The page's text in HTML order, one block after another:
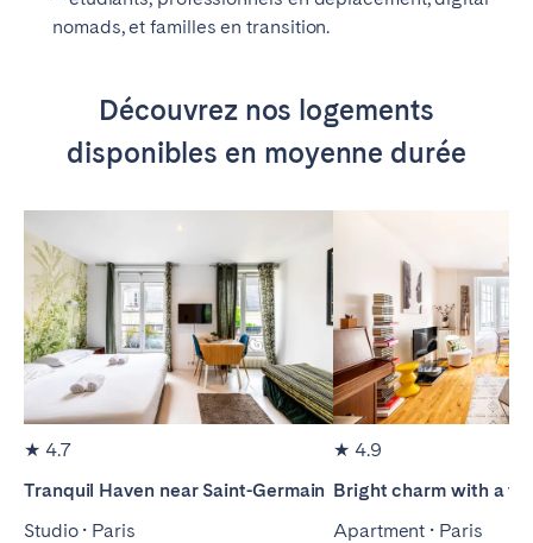
nomads, et familles en transition.
Découvrez nos logements
disponibles en moyenne durée
★ 4.7
Tranquil Haven near Saint-Germain
Studio • Paris
★ 4.9
Bright charm with a
Apartment • Paris